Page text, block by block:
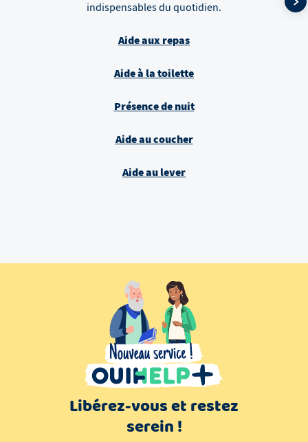
indispensables du quotidien.
Aide aux repas
Aide à la toilette
Présence de nuit
Aide au coucher
Aide au lever
Libérez-vous et restez
serein !